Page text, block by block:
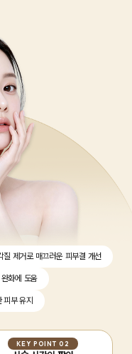
질 제거로 매끄러운 피부결 개선
화에 도움
피부 유지
KEY POINT 02